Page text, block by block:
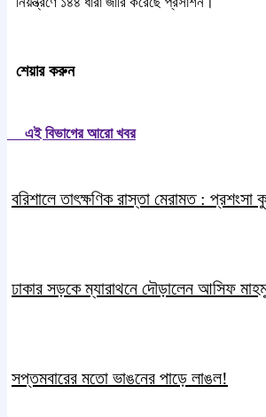
শেয়ার করুন
এই বিভাগের আরো খবর
বরিশালে তাৎক্ষণিক রাস্তা মেরামত : প্রশংসা
ঢাকার সড়কে ম্যারাথনে দৌড়ালেন আসিফ
সপ্তমবারের মতো ভাঙনের পাড়ে লাঙল!